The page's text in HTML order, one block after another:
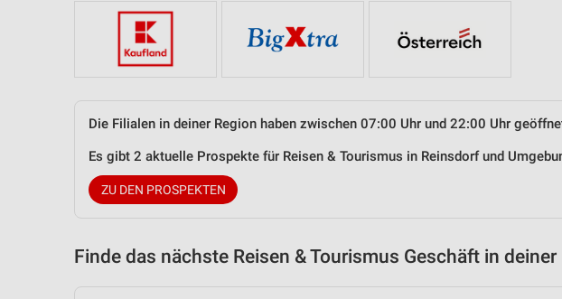
Die Filialen in deiner Region haben zwischen 07:00 Uhr und 22:00 Uhr
Es gibt 2 aktuelle Prospekte für Reisen & Tourismus in Reinsdorf und
ZU DEN PROSPEKTEN
Finde das nächste Reisen & Tourismus Geschäft in deiner